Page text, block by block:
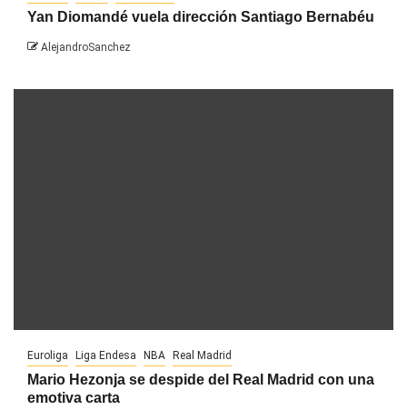
Yan Diomandé vuela dirección Santiago Bernabéu
AlejandroSanchez
Euroliga Liga Endesa NBA Real Madrid
Mario Hezonja se despide del Real Madrid con una
emotiva carta